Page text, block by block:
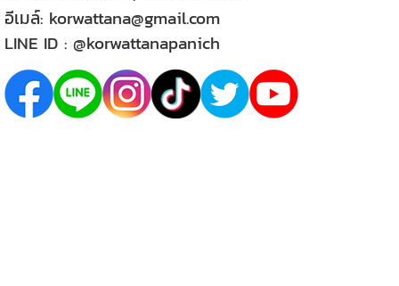
อีเมล์: korwattana@gmail.com
LINE ID : @korwattanapanich